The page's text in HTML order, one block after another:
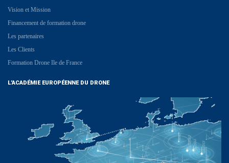
Vision et Mission
Financement de formation drone
Les partenaires
Les Clients
Formation Drone Ile de France
L’ACADÉMIE EUROPÉENNE DU DRONE